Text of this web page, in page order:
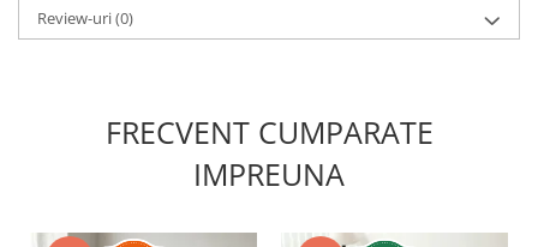
Review-uri(0)
FRECVENT CUMPARATE
IMPREUNA